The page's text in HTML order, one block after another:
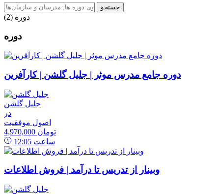
جستجو
دوره‌ (2)
دوره جامع مدرس موثر | جلیل گلشن | کارآفرین
جلیل گلشن
در
اصول موفقیت
4,970,000 تومان
12:05 ساعت
وبینار از تدریس تا درآمد | فروش اطلاعات